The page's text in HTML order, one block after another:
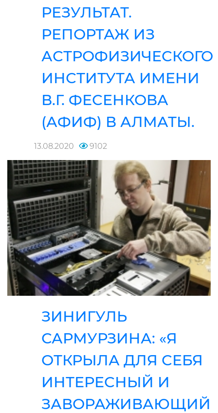
РЕЗУЛЬТАТ.
РЕПОРТАЖ ИЗ
АСТРОФИЗИЧЕСКОГО
ИНСТИТУТА ИМЕНИ
В.Г. ФЕСЕНКОВА
(АФИФ) В АЛМАТЫ.
13.08.2020 9102
ЗИНИГУЛЬ
САРМУРЗИНА: «Я
ОТКРЫЛА ДЛЯ СЕБЯ
ИНТЕРЕСНЫЙ И
ЗАВОРАЖИВАЮЩИЙ